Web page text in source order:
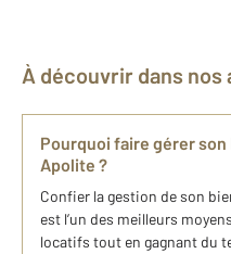
À découvrir dans
Pourquoi faire gérer son
Apolite ?
Confier la gestion de son
est l’un des meilleurs
locatifs tout en gagnant du